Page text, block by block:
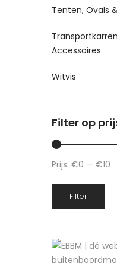
Tenten, Ovals
Accessoires
Witvis
Filter op
Filter
Prijs: €0 — €10